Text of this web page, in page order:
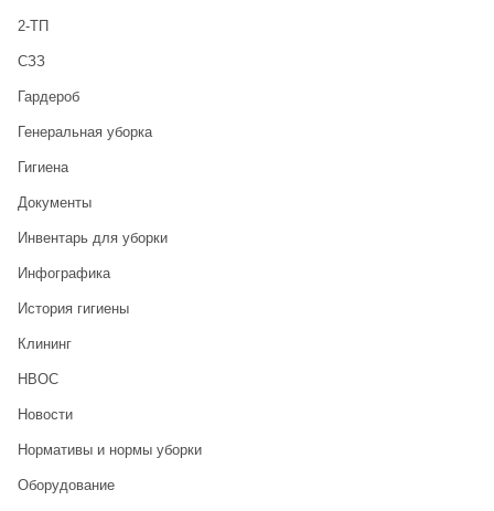
2-ТП
CЗЗ
Гардероб
Генеральная уборка
Гигиена
Документы
Инвентарь для уборки
Инфографика
История гигиены
Клининг
НВОС
Новости
Нормативы и нормы уборки
Оборудование